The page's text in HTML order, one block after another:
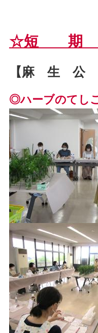
☆短
【麻 生 公
◎ハーブのてし